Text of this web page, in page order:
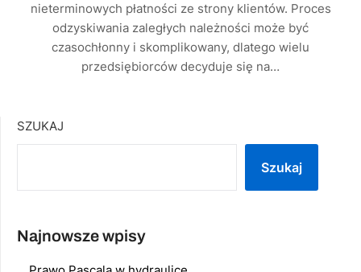
nieterminowych płatności ze strony klientów. Proces
odzyskiwania zaległych należności może być
czasochłonny i skomplikowany, dlatego wielu
przedsiębiorców decyduje się na…
SZUKAJ
Szukaj
Najnowsze wpisy